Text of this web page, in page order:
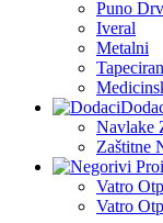
Puno
Iveral
Metalni
Navlake
Zaštitne
Vatro
Vatro